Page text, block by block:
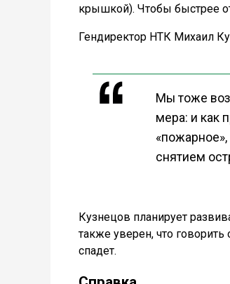
крышкой). Чтобы быстрее
Гендиректор НТК Михаил
Мы тоже
мера: и как
снятием
Кузнецов планирует
также уверен, что говорить
спадет.